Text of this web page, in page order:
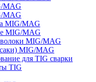
MAG
MAG
MIG/MAG
MIG/MAG
MIG/MAG
MIG/MAG
для TIG сварки
TIG